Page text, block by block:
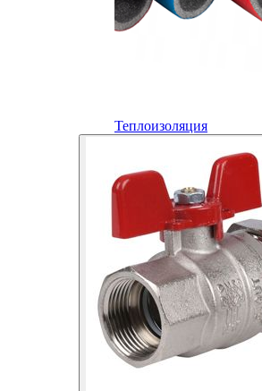
Теплоизоляция